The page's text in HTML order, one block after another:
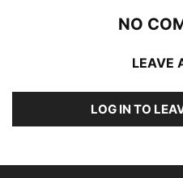
NO
LEAVE
LOG IN TO